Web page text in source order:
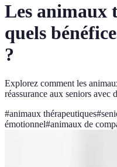
Les animaux
quels
?
Explorez comment les
réassurance aux seniors avec
#animaux thérapeutiques#
émotionnel#animaux de